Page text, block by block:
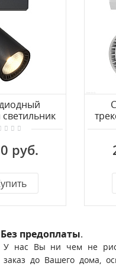
трека
B
руб.
Без предоплаты.
У нас Вы ни чем не
заказ до Вашего дома,